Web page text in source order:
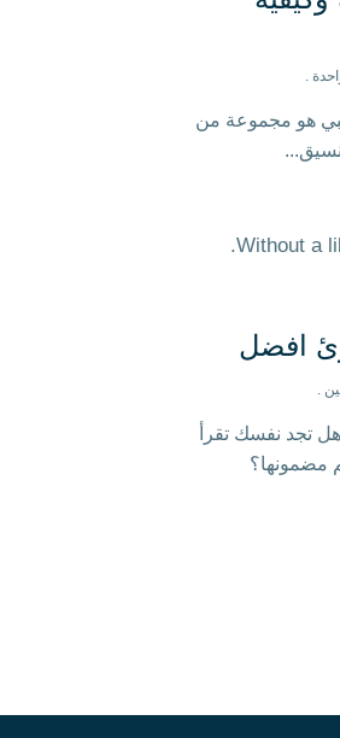
.
هو مجموعة من
افضل
.
تجد نفسك تقرأ
مضمونها؟